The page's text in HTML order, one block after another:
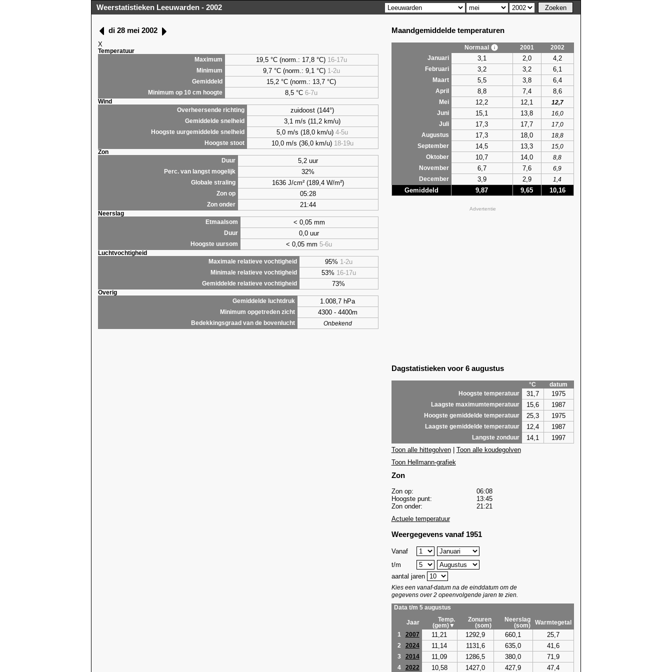
Weerstatistieken Leeuwarden - 2002
di 28 mei 2002
X
Temperatuur
Maximum
19,5 °C (norm.: 17,8 °C) 16-17u
Minimum 9,7°C (norm.: 9,1 °C) 1-2u
Gemiddeld 15,2 °C (norm.: 13,7 °C)
Minimum op 10 cm hoogte 8,5 °C6-7u
Wind
Overheersende richting
zuidoost (144°)
Gemiddelde snelheid 3,1 m/s (11,2 km/u)
Hoogste uurgemiddelde snelheid 5,0 m/s (18,0 km/u)4-5u
Hoogste stoot 10,0 m/s (36,0 km/u) 18-19u
Zon
Duur
5,2 uur
Perc. van langst mogelijk 32%
Globale straling 1636 J/cm² (189,4 W/m²)
Zon op 05:28
Zon onder 21:44
Neerslag
Etmaalsom
< 0,05 mm
Duur 0,0 uur
Hoogste uursom < 0,05 mm 5-6u
Luchtvochtigheid
Maximale relatieve vochtigheid
95% 1-2u
Minimale relatieve vochtigheid 53% 16-17u
Gemiddelde relatieve vochtigheid 73%
Overig
Gemiddelde luchtdruk
1.008,7 hPa
Minimum opgetreden zicht 4300 - 4400m
Bedekkingsgraad van de bovenlucht Onbekend
Maandgemiddelde temperaturen
Normaal 2001
2002
Januari
3,1 2,0 4,2
Februari 3,2 3,2 6,1
Maart 5,5 3,8 6,4
April 8,8 7,4 8,6
Mei 12,2 12,1
12,7
Juni
15,1 13,8
16,0
Juli
17,3 17,7
17,0
Augustus
17,3 18,0
18,8
September
14,5 13,3
15,0
Oktober
10,7 14,0
8,8
November
6,7 7,6
6,9
December
3,9 2,9 1,4
Gemiddeld 9,87 9,65 10,16
Advertentie
Dagstatistieken voor 6 augustus
°C
datum
Hoogste temperatuur
31,7 1975
Laagste maximumtemperatuur 15,6 1987
Hoogste gemiddelde temperatuur 25,3 1975
Laagste gemiddelde temperatuur 12,4 1987
Langste zonduur 14,1
1997
Toon alle hittegolven| Toon alle koudegolven
Toon Hellmann-grafiek
Zon
Zon op:
06:08
Hoogste punt:
13:45
Zon onder:
21:21
Actuele temperatuur
Weergegevens vanaf 1951
Vanaf
t/m
aantal jaren
Kies een vanaf-datum na de einddatum om de
gegevens over 2 opeenvolgende jaren te zien.
Data t/m 5 augustus
Jaar
Temp.
(gem)▼
Zonuren
(som)
Neerslag
(som)
Warmtegetal
1
2007 11,21 1292,9 660,1 25,7
2 2024 11,14 1131,6 635,0 41,6
3 2014 11,09 1286,5 380,0 71,9
4 2022 10,58 1427,0 427,9 47,4